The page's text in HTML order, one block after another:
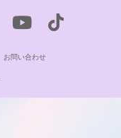
お問い合わせ